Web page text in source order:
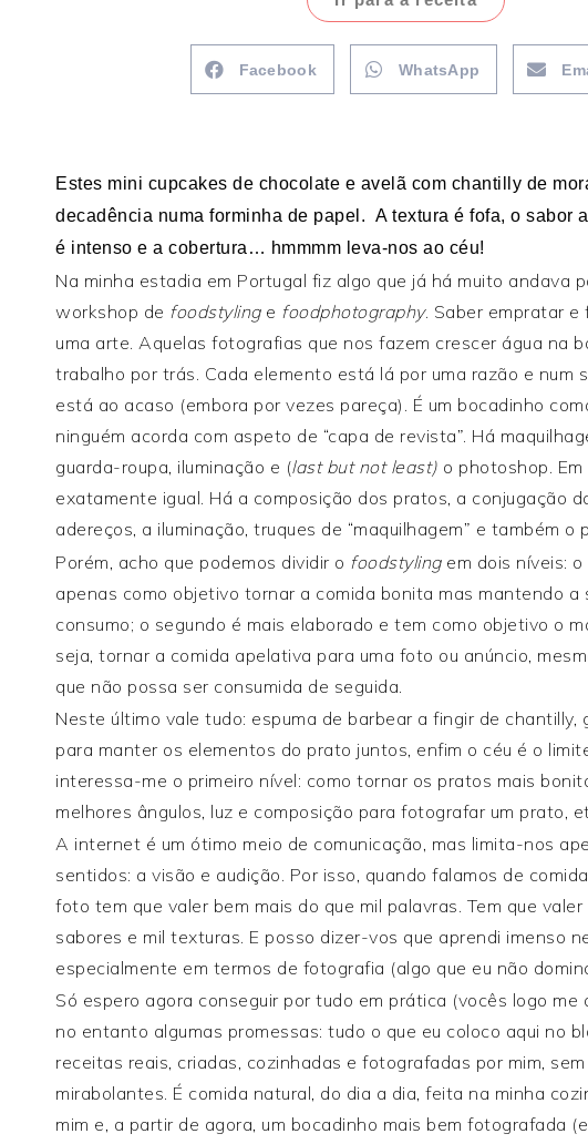
Facebook WhatsApp
Estes mini cupcakes de chocolate e avelã com chantilly de
decadência numa forminha de papel. A textura é fofa, o sabor
é intenso e a cobertura… hmmmm leva-nos ao céu!
Na minha estadia em Portugal fiz algo que já há muito andava
workshop de foodstylinge foodphotography. Saber empratar
uma arte. Aquelas fotografias que nos fazem crescer água na
trabalho por trás. Cada elemento está lá por uma razão e num
está ao acaso (embora por vezes pareça). É um bocadinho
ninguém acorda com aspeto de “capa de revista”. Há
guarda-roupa, iluminação e (last but not least) o photoshop.
exatamente igual. Há a composição dos pratos, a conjugação
adereços, a iluminação, truques de “maquilhagem” e também o
Porém, acho que podemos dividir o foodstylingem dois níveis: o
apenas como objetivo tornar a comida bonita mas mantendo a
consumo; o segundo é mais elaborado e tem como objetivo o
seja, tornar a comida apelativa para uma foto ou anúncio,
que não possa ser consumida de seguida.
Neste último vale tudo: espuma de barbear a fingir de chantilly,
para manter os elementos do prato juntos, enfim o céu é o
interessa-me o primeiro nível: como tornar os pratos mais
melhores ângulos, luz e composição para fotografar um prato,
A internet é um ótimo meio de comunicação, mas limita-nos
sentidos: a visão e audição. Por isso, quando falamos de
foto tem que valer bem mais do que mil palavras. Tem que valer
sabores e mil texturas. E posso dizer-vos que aprendi imenso
especialmente em termos de fotografia (algo que eu não
Só espero agora conseguir por tudo em prática (vocês logo me
no entanto algumas promessas: tudo o que eu coloco aqui no
receitas reais, criadas, cozinhadas e fotografadas por mim,
mirabolantes. É comida natural, do dia a dia, feita na minha
mim e, a partir de agora, um bocadinho mais bem fotografada